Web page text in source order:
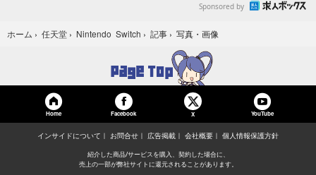
Sponsored by
ホーム › 任天堂 › Nintendo Switch › 記事 › 写真・画像
Home Facebook X YouTube
インサイドについて お問合せ 広告掲載 会社概要 個人情報保護方針
紹介した商品/サービスを購入、契約した場合に、
売上の一部が弊社サイトに還元されることがあります。